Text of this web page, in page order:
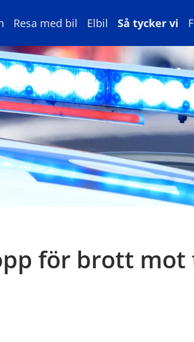
Resa med bil Elbil Så tycker vi
för brott